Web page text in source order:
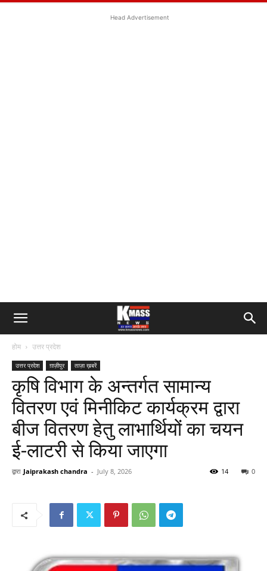
Head Advertisement
होम उत्तर प्रदेश
उत्तर प्रदेश ग़ाज़ीपुर ताज़ा ख़बरें
कृषि विभाग के अन्तर्गत सामान्य
वितरण एवं मिनीकिट कार्यक्रम द्वारा
बीज वितरण हेतु लाभार्थियों का चयन
ई-लाटरी से किया जाएगा
द्वारा Jaiprakash chandra - July 8, 2026 0
14